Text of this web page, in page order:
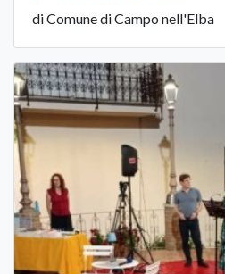
di Comune di Campo nell'Elba